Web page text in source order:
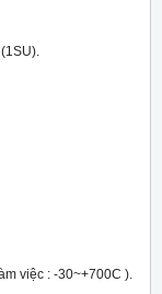
việc : -30~+700C ).